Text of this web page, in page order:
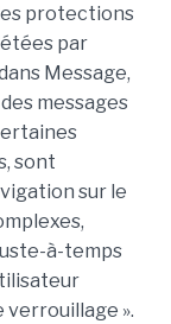
protections
par
Message,
messages
sont
sur le
à-temps
verrouillage ».